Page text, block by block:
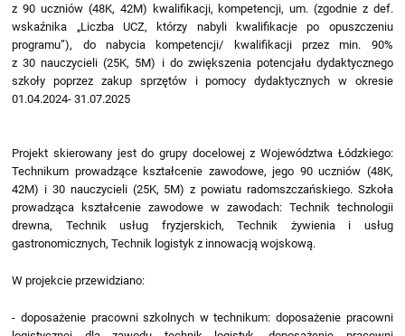
z 90 uczniów (48K, 42M) kwalifikacji, kompetencji, um. (zgodnie z def.
wskaźnika „Liczba UCZ, którzy nabyli kwalifikacje po opuszczeniu
programu”), do nabycia kompetencji/ kwalifikacji przez min. 90%
z 30 nauczycieli (25K, 5M) i do zwiększenia potencjału dydaktycznego
szkoły poprzez zakup sprzętów i pomocy dydaktycznych w okresie
01.04.2024- 31.07.2025
Projekt skierowany jest do grupy docelowej z Województwa Łódzkiego:
Technikum prowadzące kształcenie zawodowe, jego 90 uczniów (48K,
42M) i 30 nauczycieli (25K, 5M) z powiatu radomszczańskiego. Szkoła
prowadząca kształcenie zawodowe w zawodach: Technik technologii
drewna, Technik usług fryzjerskich, Technik żywienia i usług
gastronomicznych, Technik logistyk z innowacją wojskową.
W projekcie przewidziano:
- doposażenie pracowni szkolnych w technikum: doposażenie pracowni